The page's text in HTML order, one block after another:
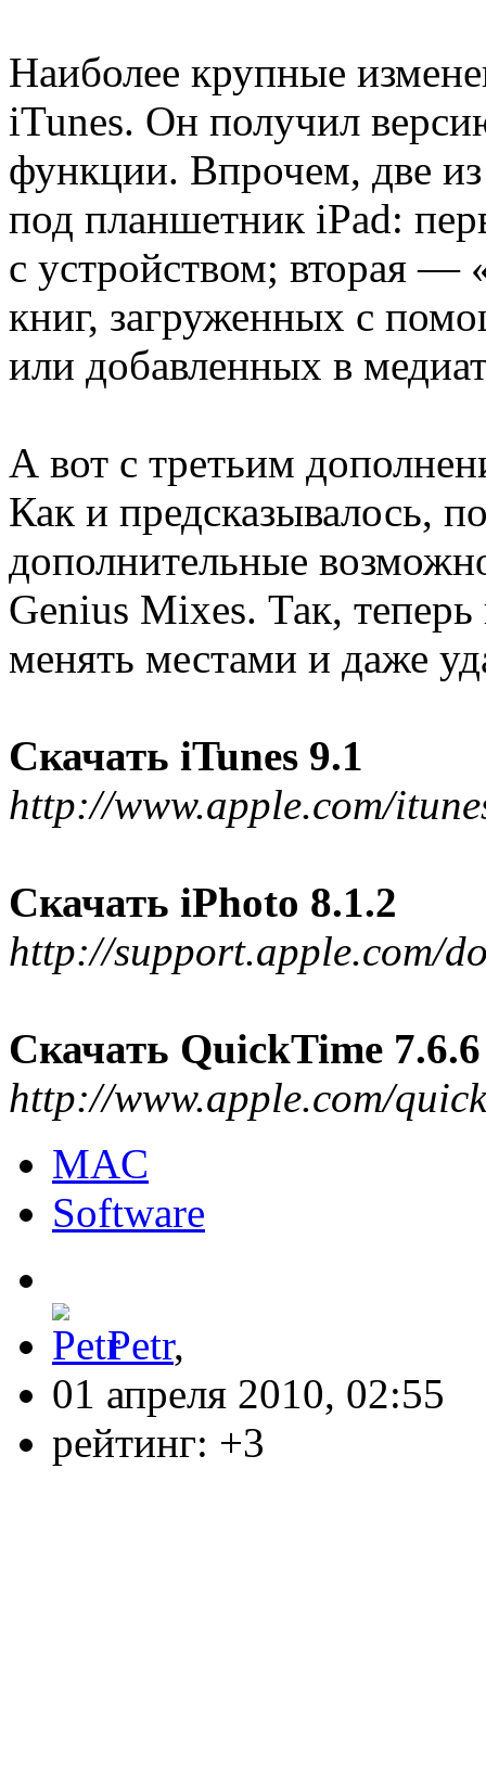
Наиболее крупные
iTunes. Он получил
функции. Впрочем, две
под планшетник iPad:
с устройством; вторая —
книг, загруженных с
или добавленных в
А вот с третьим
Как и предсказывалось,
дополнительные
Genius Mixes. Так,
менять местами и даже
Скачать iTunes 9.1
http://www.apple.com/
Скачать iPhoto 8.1.2
http://support.apple.com/
Скачать QuickTime 7.6.6
http://www.apple.com/
MAC
Software
Petr,
01 апреля 2010, 02:55
рейтинг: +3